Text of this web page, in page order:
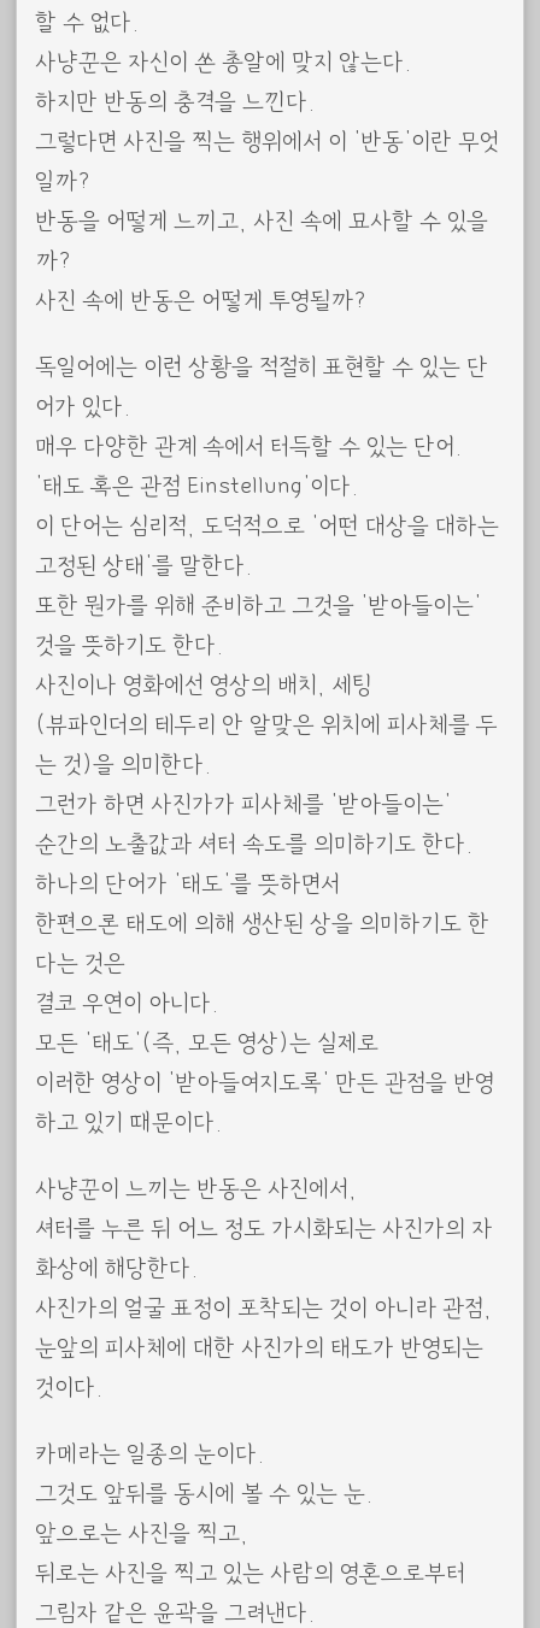
할 수 없다.
사냥꾼은 자신이 쏜 총알에 맞지 않는다.
하지만 반동의 충격을 느낀다.
그렇다면 사진을 찍는 행위에서 이 ‘반동’이란 무엇
일까?
반동을 어떻게 느끼고, 사진 속에 묘사할 수 있을
까?
사진 속에 반동은 어떻게 투영될까?
독일어에는 이런 상황을 적절히 표현할 수 있는 단
어가 있다.
매우 다양한 관계 속에서 터득할 수 있는 단어.
‘태도 혹은 관점 Einstellung’이다.
이 단어는 심리적, 도덕적으로 ‘어떤 대상을 대하는
고정된 상태’를 말한다.
또한 뭔가를 위해 준비하고 그것을 ‘받아들이는’
것을 뜻하기도 한다.
사진이나 영화에선 영상의 배치, 세팅
(뷰파인더의 테두리 안 알맞은 위치에 피사체를 두
는 것)을 의미한다.
그런가 하면 사진가가 피사체를 ‘받아들이는’
순간의 노출값과 셔터 속도를 의미하기도 한다.
하나의 단어가 ‘태도’를 뜻하면서
한편으론 태도에 의해 생산된 상을 의미하기도 한
다는 것은
결코 우연이 아니다.
모든 ‘태도'(즉, 모든 영상)는 실제로
이러한 영상이 ‘받아들여지도록’ 만든 관점을 반영
하고 있기 때문이다.
사냥꾼이 느끼는 반동은 사진에서,
셔터를 누른 뒤 어느 정도 가시화되는 사진가의 자
화상에 해당한다.
사진가의 얼굴 표정이 포착되는 것이 아니라 관점,
눈앞의 피사체에 대한 사진가의 태도가 반영되는
것이다.
카메라는 일종의 눈이다.
그것도 앞뒤를 동시에 볼 수 있는 눈.
앞으로는 사진을 찍고,
뒤로는 사진을 찍고 있는 사람의 영혼으로부터
그림자 같은 윤곽을 그려낸다.